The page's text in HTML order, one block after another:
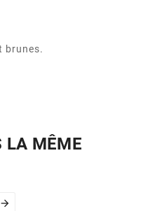
brunes.
LA MÊME
